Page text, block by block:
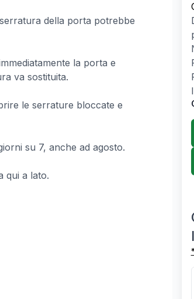
della porta potrebbe
la porta e
va sostituita.
le serrature bloccate e
su 7, anche ad agosto.
qui a lato.